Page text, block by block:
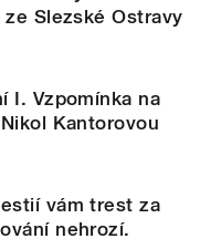
Slezské Ostravy
I. Vzpomínka na
Kantorovou
vám trest za
nehrozí.